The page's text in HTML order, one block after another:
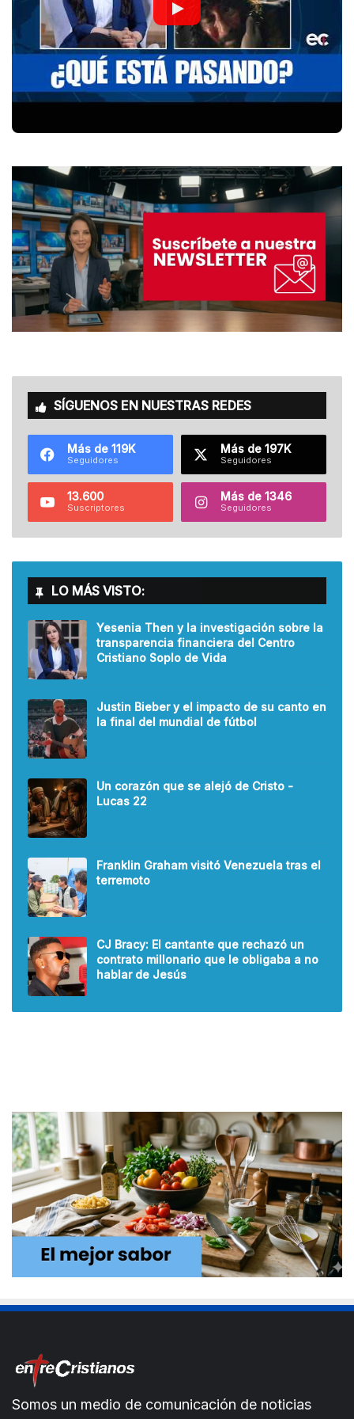
SÍGUENOS EN NUESTRAS REDES
Más de 119K
Seguidores
Más de 197K
Seguidores
13.600
Suscriptores
Más de 1346
Seguidores
LO MÁS VISTO:
Yesenia Then y la investigación sobre la
transparencia financiera del Centro
Cristiano Soplo de Vida
Justin Bieber y el impacto de su canto en
la final del mundial de fútbol
Un corazón que se alejó de Cristo -
Lucas 22
Franklin Graham visitó Venezuela tras el
terremoto
CJ Bracy: El cantante que rechazó un
contrato millonario que le obligaba a no
hablar de Jesús
Somos un medio de comunicación de noticias